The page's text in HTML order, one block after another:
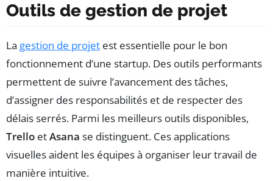
Outils de gestion de projet
La gestion de projet est essentielle pour le bon
fonctionnement d’une startup. Des outils performants
permettent de suivre l’avancement des tâches,
d’assigner des responsabilités et de respecter des
délais serrés. Parmi les meilleurs outils disponibles,
Trello etAsana se distinguent. Ces applications
visuelles aident les équipes à organiser leur travail de
manière intuitive.